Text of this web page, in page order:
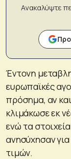
Ανακαλύψτε
Έντονη
ευρωπαϊκές
πρόσημα, αν
κλιμάκωσε εκ
ενώ τα
ανησύχησαν
τιμών.